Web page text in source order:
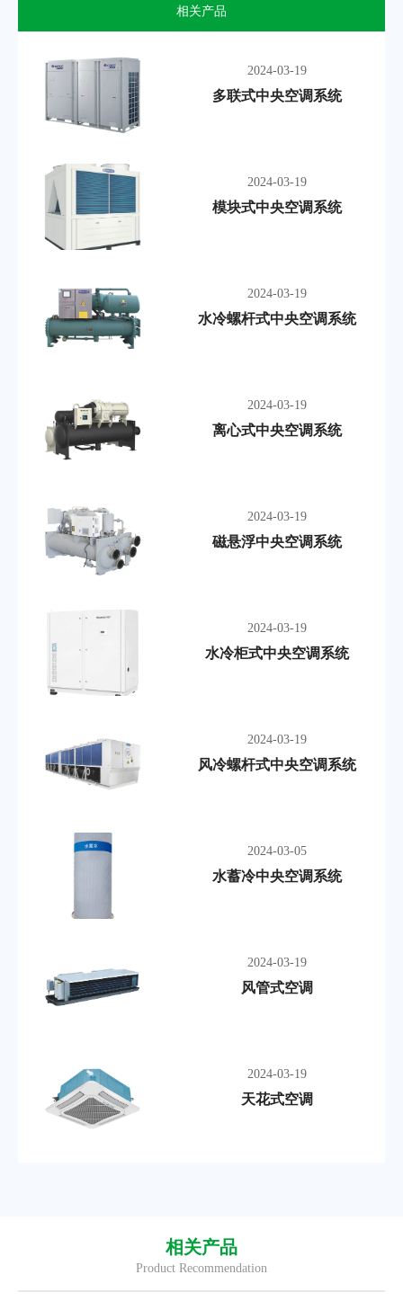
相关产品
2024-03-19
多联式中央空调系统
2024-03-19
模块式中央空调系统
2024-03-19
水冷螺杆式中央空调系统
2024-03-19
离心式中央空调系统
2024-03-19
磁悬浮中央空调系统
2024-03-19
水冷柜式中央空调系统
2024-03-19
风冷螺杆式中央空调系统
2024-03-05
水蓄冷中央空调系统
2024-03-19
风管式空调
2024-03-19
天花式空调
相关产品
Product Recommendation